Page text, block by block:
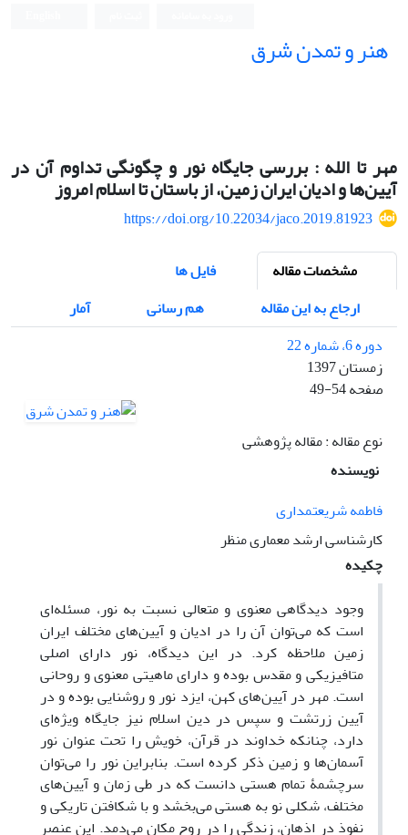
هنر و تمدن شرق
مهر تا الله : بررسی جایگاه نور و چگونگی تداوم آن در
آیین‌ها و ادیان ایران زمین، از باستان تا اسلام امروز
https://doi.org/10.22034/jaco.2019.81923
مشخصات مقاله
فایل ها
ارجاع به این مقاله
هم رسانی
آمار
دوره 6، شماره 22
زمستان 1397
صفحه49-54
نوع مقاله : مقاله پژوهشی
نویسنده
فاطمه شریعتمداری
کارشناسی ارشد معماری منظر
چکیده
وجود دیدگاهی معنوی و متعالی نسبت به نور، مسئله‌ای
است که می‌توان آن را در ادیان و آیین‌های مختلف ایران
زمین ملاحظه کرد. در این دیدگاه، نور دارای اصلی
متافیزیکی و مقدس بوده و دارای ماهیتی معنوی و روحانی
است. مهر در آیین‌های کهن، ایزد نور و روشنایی بوده و در
آیین زرتشت و سپس در دین اسلام نیز جایگاه ویژه‌ای
دارد، چنانکه خداوند در قرآن، خویش را تحت عنوان نور
آسمان‌ها و زمین ذکر کرده است. بنابراین نور را می‌توان
سرچشمۀ تمام هستی دانست که در طی زمان و آیین‌های
مختلف، شکلی نو به هستی می‌بخشد و با شکافتن تاریکی و
نفوذ در اذهان، زندگی را در روح مکان می‌دمد. این عنصر